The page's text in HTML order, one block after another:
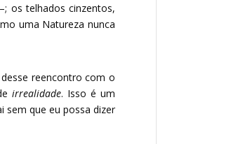
os telhados cinzentos,
uma Natureza nunca
reencontro com o
irrealidade. Isso é um
sem que eu possa dizer